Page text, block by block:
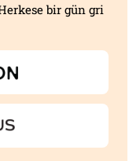
bir gün gri